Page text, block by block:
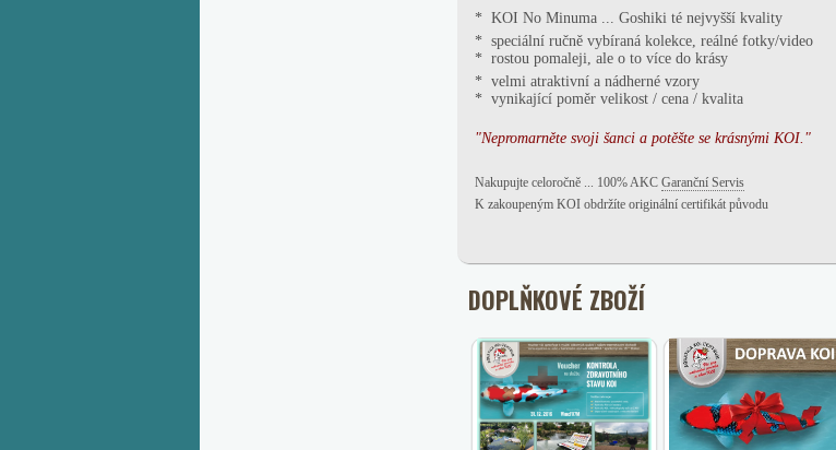
* KOI No Minuma ... Goshiki té nejvyšší kvality
* speciální ručně vybíraná kolekce, reálné fotky/video
* rostou pomaleji, ale o to více do krásy
* velmi atraktivní a nádherné vzory
* vynikající poměr velikost / cena / kvalita
"Nepromarněte svoji šanci a potěšte se krásnými KOI."
Nakupujte celoročně ... 100% AKC Garanční Servis
K zakoupeným KOI obdržíte originální certifikát původu
DOPLŇKOVÉ ZBOŽÍ